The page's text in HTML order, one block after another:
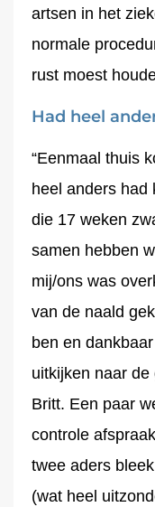
artsen in het
normale
rust moest
Had heel
“Eenmaal thuis
heel anders had
die 17 weken
samen hebben
mij/ons was
van de naald
ben en
uitkijken naar
Britt. Een paar
controle
twee aders
(wat heel